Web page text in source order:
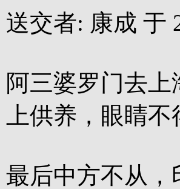
送交者: 康成 于
阿三婆罗门去
上供养，眼睛
最后中方不从